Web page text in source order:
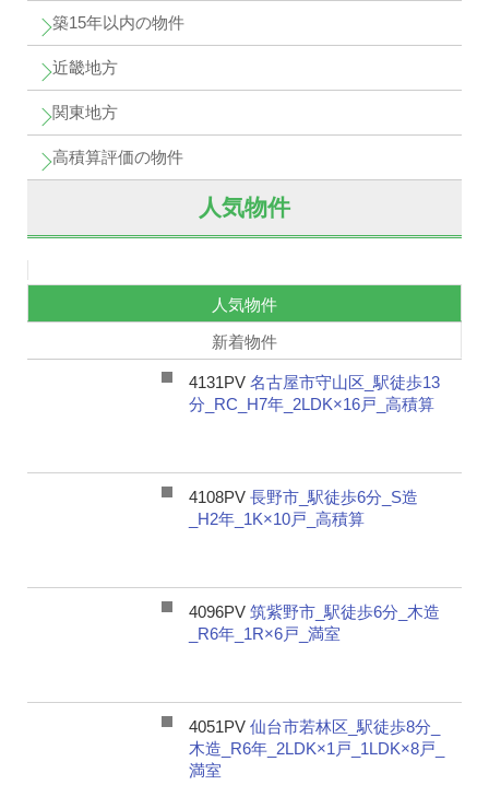
築15年以内の物件
近畿地方
関東地方
高積算評価の物件
人気物件
人気物件
新着物件
4131PV 名古屋市守山区_駅徒歩13
分_RC_H7年_2LDK×16戸_高積算
4108PV 長野市_駅徒歩6分_S造
_H2年_1K×10戸_高積算
4096PV 筑紫野市_駅徒歩6分_木造
_R6年_1R×6戸_満室
4051PV 仙台市若林区_駅徒歩8分_
木造_R6年_2LDK×1戸_1LDK×8戸_
満室